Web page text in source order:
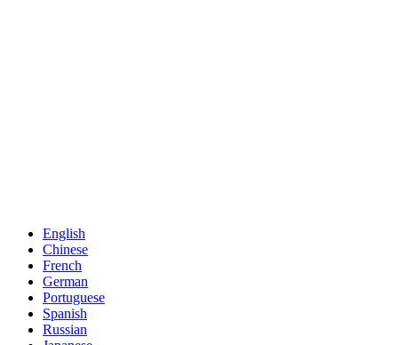
English
Chinese
French
German
Portuguese
Spanish
Russian